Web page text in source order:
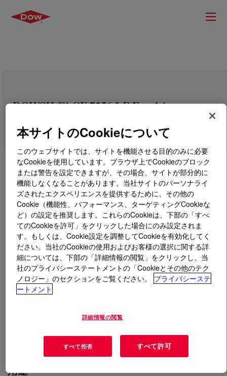
DOWSIL™ CF-7256 LF Emulsion
とはDOWSIL™ CF-7256 LF Emulsion?
Aqueous, BTEX (Benzene, Toluene, Ethylbenzene and
Xylene) -free silicone emulsion specially designed to be
added to water based polyurethane dispersions. Suitable
for automotive finishing, however, it is generally
accepted within the complete spectrum of finishing
systems including furniture, shoe, and garment.
用途
本サイトのCookieについて
このウェブサイトでは、サイトを機能させる目的のみに必要
なCookieを使用しています。ブラウザ上でCookieのブロック
または警告を設定できますが、その場合、サイトが部分的に
機能しなくなることがあります。当社サイトのパーソナライ
ズされたエクスペリエンスを提供するために、その他の
Cookie（機能性、パフォーマンス、ターゲティングCookieな
ど）の設定を推奨します。これらのCookieは、下部の「すべ
てのCookieを許可」をクリックした場合にのみ設定されま
す。もしくは、Cookie設定を調整してCookieを有効化してく
ださい。当社のCookieの使用およびお客様の選択に関する詳
細については、下部の「詳細情報の閲覧」をクリックし、当
社のプライバシーステートメントの「Cookieとその他のテク
ノロジー」のセクションをご覧ください。
プライバシーステ
ートメント
詳細情報の閲覧
すべて拒否 すべて許可